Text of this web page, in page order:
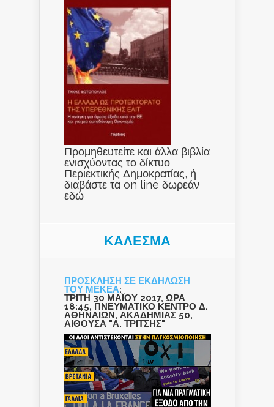
Προμηθευτείτε και άλλα βιβλία
ενισχύοντας το δίκτυο
Περιεκτικής Δημοκρατίας, ή
διαβάστε τα on line δωρεάν
εδώ
ΚΑΛΕΣΜΑ
ΠΡΟΣΚΛΗΣΗ ΣΕ ΕΚΔΗΛΩΣΗ
ΤΟΥ ΜΕΚΕΑ:
ΤΡΙΤΗ 30 ΜΑΪΟΥ 2017, ΩΡΑ
18:45, ΠΝΕΥΜΑΤΙΚΟ ΚΕΝΤΡΟ Δ.
ΑΘΗΝΑΙΩΝ, ΑΚΑΔΗΜΙΑΣ 50,
ΑΙΘΟΥΣΑ "Α. ΤΡΙΤΣΗΣ"